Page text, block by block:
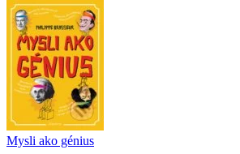
Mysli ako génius